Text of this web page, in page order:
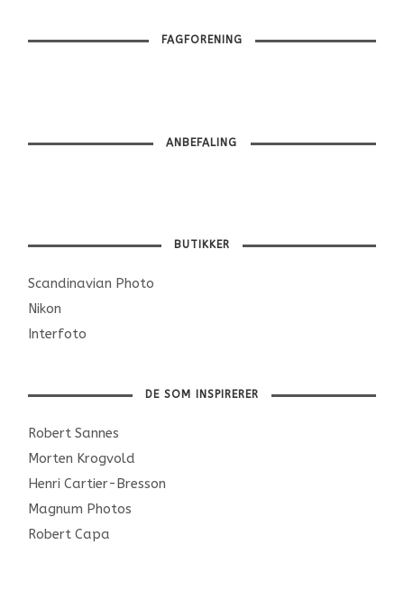
FAGFORENING
ANBEFALING
BUTIKKER
Scandinavian Photo
Nikon
Interfoto
DE SOM INSPIRERER
Robert Sannes
Morten Krogvold
Henri Cartier-Bresson
Magnum Photos
Robert Capa